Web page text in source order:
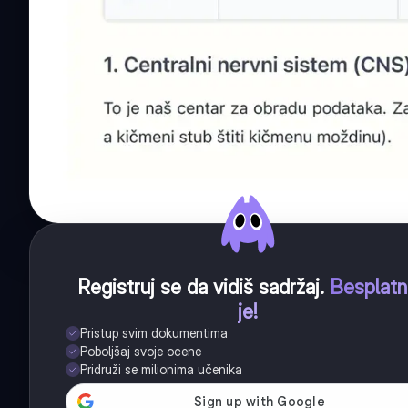
Registruj se da vidiš sadržaj.
je!
Pristup svim dokumentima
Poboljšaj svoje ocene
Pridruži se milionima učenika